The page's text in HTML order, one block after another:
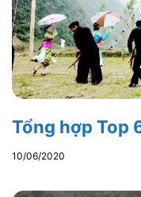
Tổng hợp Top
10/06/2020